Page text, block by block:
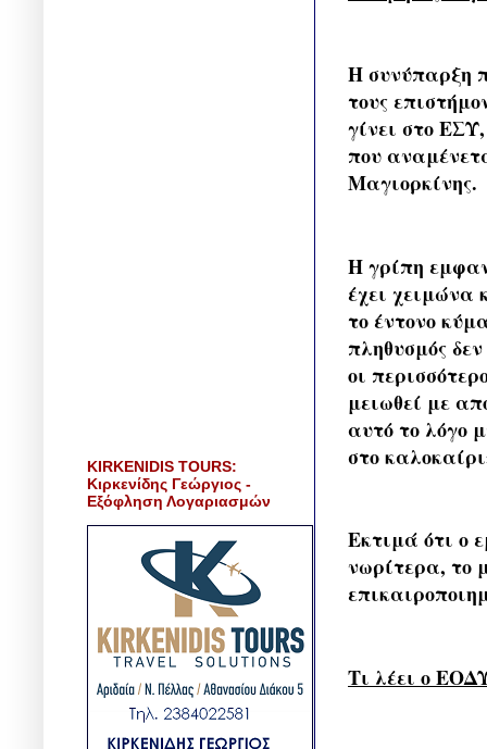
Η συνύπαρξη
τους
γίνει στο
που
Μαγιορκίνης.
Η γρίπη
έχει χειμώνα
το έντονο
πληθυσμός
οι
μειωθεί με
αυτό το λόγο
στο
Εκτιμά ότι ο
νωρίτερα, το
Τι λέει ο
KIRKENIDIS TOURS:
Κιρκενίδης Γεώργιος -
Εξόφληση Λογαριασμών